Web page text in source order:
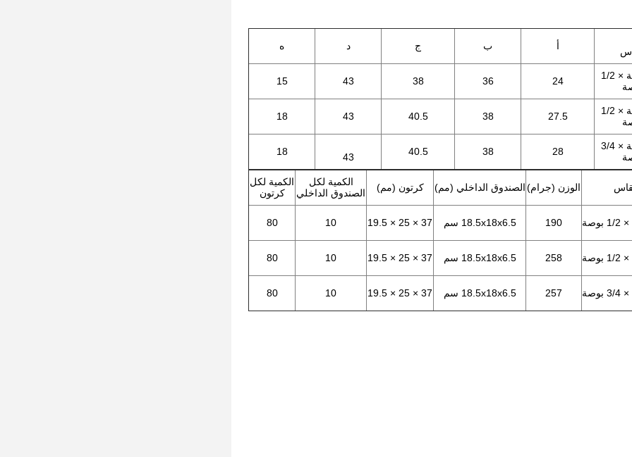
أ ب ج د ه
1/2 بوصة × 1/2
24
36
38
43
15
3/4 بوصة × 1/2
27.5
38
40.5
43
18
3/4 بوصة × 3/4
28
38
40.5
43
18
الوزن (جرام)الصندوق الداخلي (مم) كرتون (مم)
الكمية لكل
الصندوق الداخلي
الكمية لكل
كرتون
190 18.5x18x6.5 سم 37 × 25 × 19.5
10
80
258 18.5x18x6.5 سم 37 × 25 × 19.5
10
80
257 18.5x18x6.5 سم 37 × 25 × 19.5
10
80